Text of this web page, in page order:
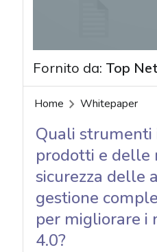
Fornito da: Top
Home Whitepaper
Quali
prodotti e delle
sicurezza delle
gestione
per migliorare i
4.0?